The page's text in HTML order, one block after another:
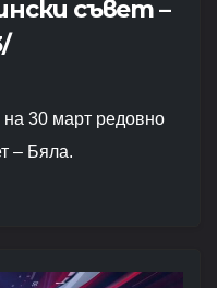
съвет –
на 30 март редовно
– Бяла.